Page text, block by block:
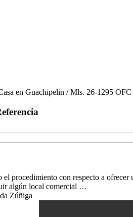
en Guachipelin / Mls. 26-1295 OFC
procedimiento con respecto a
algún local comercial …
Zúñiga